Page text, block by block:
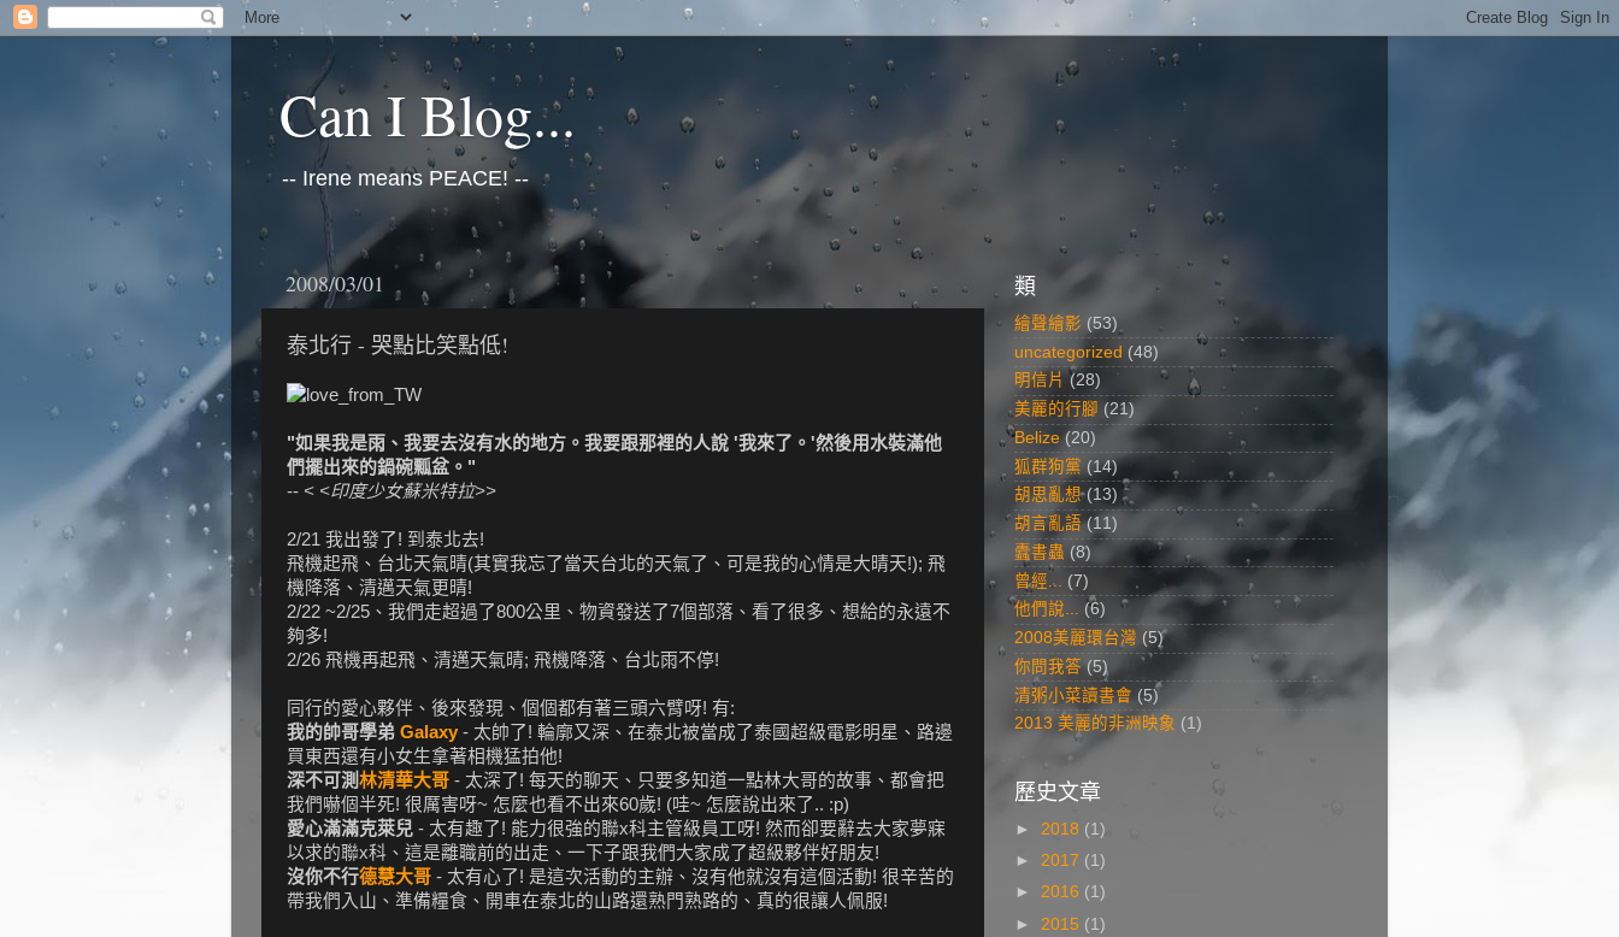
Can I Blog...
-- Irene means PEACE! --
2008/03/01
泰北行 - 哭點比笑點低!
"如果我是雨、我要去沒有水的地方。我要跟那裡的人說 '我來了。'然後用水裝滿他
們擺出來的鍋碗瓢盆。"
-- < <印度少女蘇米特拉>>
2/21 我出發了! 到泰北去!
飛機起飛、台北天氣晴(其實我忘了當天台北的天氣了、可是我的心情是大晴天!); 飛
機降落、清邁天氣更晴!
2/22 ~2/25、我們走超過了800公里、物資發送了7個部落、看了很多、想給的永遠不
夠多!
2/26 飛機再起飛、清邁天氣晴; 飛機降落、台北雨不停!
同行的愛心夥伴、後來發現、個個都有著三頭六臂呀! 有:
我的帥哥學弟 Galaxy - 太帥了! 輪廓又深、在泰北被當成了泰國超級電影明星、路邊
買東西還有小女生拿著相機猛拍他!
深不可測林清華大哥 - 太深了! 每天的聊天、只要多知道一點林大哥的故事、都會把
我們嚇個半死! 很厲害呀~ 怎麼也看不出來60歲! (哇~ 怎麼說出來了.. :p)
愛心滿滿克萊兒 - 太有趣了! 能力很強的聯x科主管級員工呀! 然而卻要辭去大家夢寐
以求的聯x科、這是離職前的出走、一下子跟我們大家成了超級夥伴好朋友!
沒你不行德慧大哥 - 太有心了! 是這次活動的主辦、沒有他就沒有這個活動! 很辛苦的
帶我們入山、準備糧食、開車在泰北的山路還熟門熟路的、真的很讓人佩服!
類
繪聲繪影 (53)
uncategorized (48)
明信片 (28)
美麗的行腳 (21)
Belize (20)
狐群狗黨 (14)
胡思亂想 (13)
胡言亂語 (11)
蠹書蟲 (8)
曾經...
(7)
他們說... (6)
2008美麗環台灣 (5)
你問我答 (5)
清粥小菜讀書會 (5)
2013 美麗的非洲映象 (1)
歷史文章
► 2018 (1)
► 2017 (1)
► 2016 (1)
► 2015 (1)